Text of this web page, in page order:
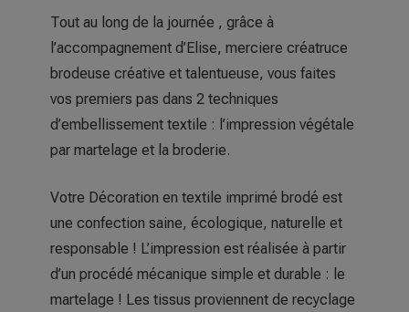
Tout au long de la journée , grâce à
l’accompagnement d’Elise, merciere créatruce
brodeuse créative et talentueuse, vous faites
vos premiers pas dans 2 techniques
d’embellissement textile : l’impression végétale
par martelage et la broderie.
Votre Décoration en textile imprimé brodé est
une confection saine, écologique, naturelle et
responsable ! L’impression est réalisée à partir
d’un procédé mécanique simple et durable : le
martelage ! Les tissus proviennent de recyclage